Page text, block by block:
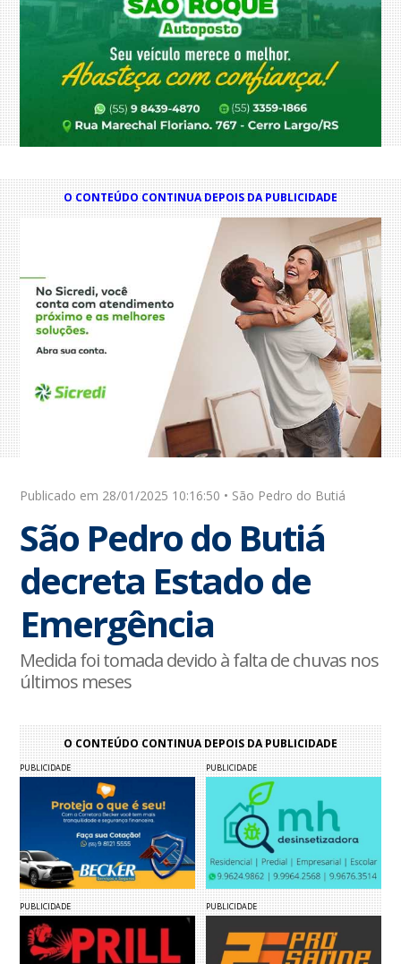
O CONTEÚDO CONTINUA DEPOIS DA PUBLICIDADE
Publicado em 28/01/2025 10:16:50 • São Pedro do Butiá
São Pedro do Butiá
decreta Estado de
Emergência
Medida foi tomada devido à falta de chuvas nos
últimos meses
O CONTEÚDO CONTINUA DEPOIS DA PUBLICIDADE
PUBLICIDADE PUBLICIDADE
PUBLICIDADE PUBLICIDADE